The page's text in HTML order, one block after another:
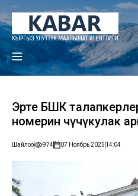
Эртең БШК
номерин чүчүкулак
Шайлоо 974 07 Ноябрь 2025 14:04